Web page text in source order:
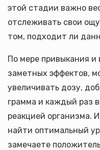
этой стадии важно
отслеживать свои
том, подходит ли
По мере привыкания и
заметных эффектов,
увеличивать дозу,
грамма и каждый раз
реакцией организма.
найти оптимальный
замечаете